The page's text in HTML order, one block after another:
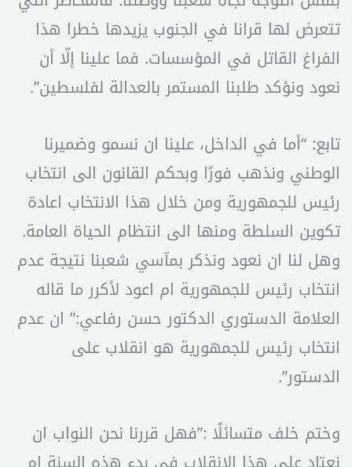
تتعرض لها قرانا في الجنوب يزيدها خطرا هذا
الفراغ القاتل في المؤسسات. فما علينا إلّا أن
نعود ونؤكد طلبنا المستمر بالعدالة لفلسطين”.
تابع: “أما في الداخل، علينا ان نسمو وضميرنا
الوطني ونذهب فورًا وبحكم القانون الى انتخاب
رئيس للجمهورية ومن خلال هذا الانتخاب اعادة
تكوين السلطة ومنها الى انتظام الحياة العامة.
وهل لنا ان نعود ونذكر بمآسي شعبنا نتيجة عدم
انتخاب رئيس للجمهورية ام اعود لأكرر ما قاله
العلامة الدستوري الدكتور حسن رفاعي:” ان عدم
انتخاب رئيس للجمهورية هو انقلاب على
الدستور”.
وختم خلف متسائلًا :”فهل قررنا نحن النواب ان